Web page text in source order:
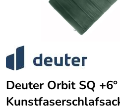
Deuter Orbit SQ +6°